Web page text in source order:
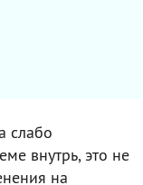
слабо
внутрь, это не
на